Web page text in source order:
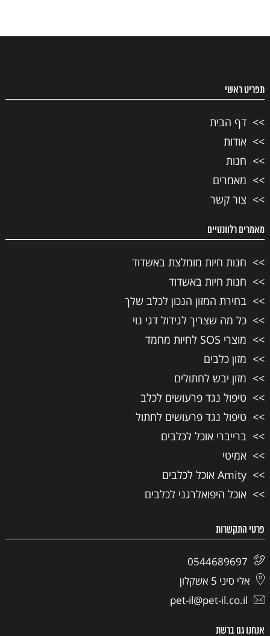
תפריט ראשי
דף הבית
אודות
חנות
מאמרים
צור קשר
מאמרים רלוונטיים
חנות חיות מומלצת באשדוד
חנות חיות באשדוד
בחירת המזון הנכון לכלב שלך
כל מה שצריך לגידול דגי נוי
מוצרי SOS לחיות מחמד
מזון כלבים
מזון יבש לחתולים
טיפול נגד פרעושים לכלב
טיפול נגד פרעושים לחתול
ברייברי אוכל לכלבים
אמיטי
Amity אוכל לכלבים
אוכל היפואלרגני לכלבים
פרטי התקשרות
0544689697
אלי סיני 5 אשקלון
pet-il@pet-il.co.il
אנחנו גם ברשת